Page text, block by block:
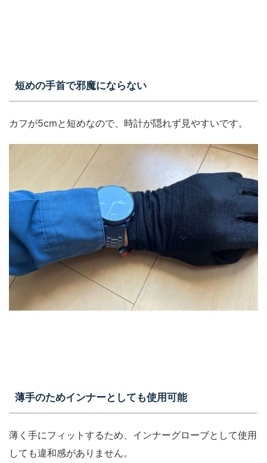
短めの手首で邪魔にならない
カフが5cmと短めなので、時計が隠れず見やすいです。
薄手のためインナーとしても使用可能
薄く手にフィットするため、インナーグローブとして使用
しても違和感がありません。